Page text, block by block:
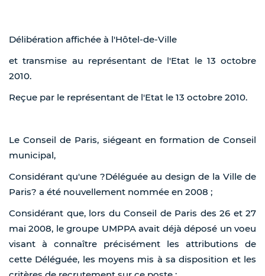
Délibération affichée à l'Hôtel-de-Ville
et transmise au représentant de l'Etat le 13 octobre
2010.
Reçue par le représentant de l'Etat le 13 octobre 2010.
Le Conseil de Paris, siégeant en formation de Conseil
municipal,
Considérant qu'une ?Déléguée au design de la Ville de
Paris? a été nouvellement nommée en 2008 ;
Considérant que, lors du Conseil de Paris des 26 et 27
mai 2008, le groupe UMPPA avait déjà déposé un voeu
visant à connaître précisément les attributions de
cette Déléguée, les moyens mis à sa disposition et les